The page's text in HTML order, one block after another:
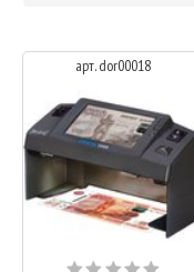
арт. dor00018